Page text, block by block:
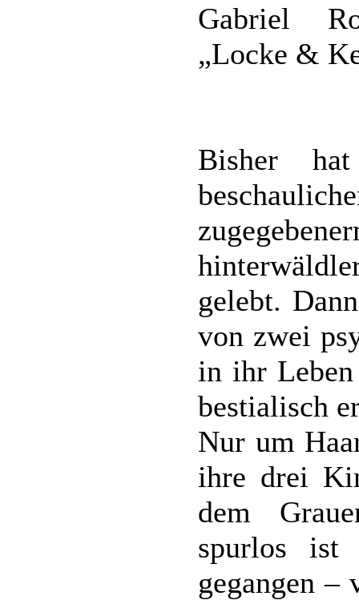
Gabriel
„Locke &
Bisher
gelebt.
von zwei
in ihr Leben
bestialisch
Nur um
ihre drei
dem
spurlos
gegangen